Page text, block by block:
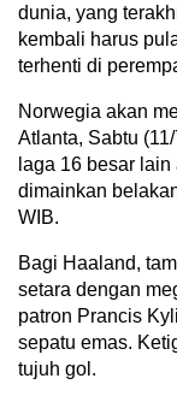
dunia, yang
kembali harus
terhenti di
Norwegia akan
Atlanta, Sabtu
laga 16 besar
dimainkan
WIB.
Bagi Haaland,
setara dengan
patron Prancis
sepatu emas.
tujuh gol.